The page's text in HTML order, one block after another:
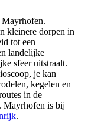
Mayrhofen.
kleinere dorpen in
tot een
landelijke
sfeer uitstraalt.
je kan
kegelen en
in de
Mayrhofen is bij
.